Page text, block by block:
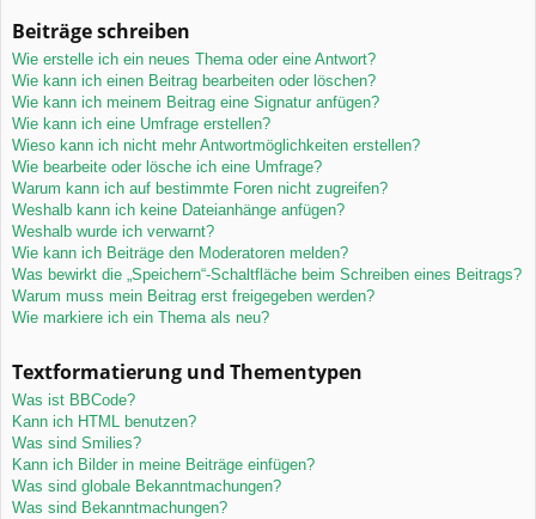
Beiträge schreiben
Wie erstelle ich ein neues Thema oder eine Antwort?
Wie kann ich einen Beitrag bearbeiten oder löschen?
Wie kann ich meinem Beitrag eine Signatur anfügen?
Wie kann ich eine Umfrage erstellen?
Wieso kann ich nicht mehr Antwortmöglichkeiten erstellen?
Wie bearbeite oder lösche ich eine Umfrage?
Warum kann ich auf bestimmte Foren nicht zugreifen?
Weshalb kann ich keine Dateianhänge anfügen?
Weshalb wurde ich verwarnt?
Wie kann ich Beiträge den Moderatoren melden?
Was bewirkt die „Speichern“-Schaltfläche beim Schreiben eines Beitrags?
Warum muss mein Beitrag erst freigegeben werden?
Wie markiere ich ein Thema als neu?
Textformatierung und Thementypen
Was ist BBCode?
Kann ich HTML benutzen?
Was sind Smilies?
Kann ich Bilder in meine Beiträge einfügen?
Was sind globale Bekanntmachungen?
Was sind Bekanntmachungen?